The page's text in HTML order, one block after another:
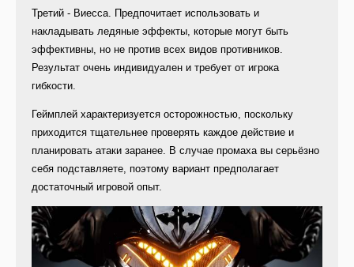
Третий - Виесса. Предпочитает использовать и
накладывать ледяные эффекты, которые могут быть
эффективны, но не против всех видов противников.
Результат очень индивидуален и требует от игрока
гибкости.
Геймплей характеризуется осторожностью, поскольку
приходится тщательнее проверять каждое действие и
планировать атаки заранее. В случае промаха вы серьёзно
себя подставляете, поэтому вариант предполагает
достаточный игровой опыт.